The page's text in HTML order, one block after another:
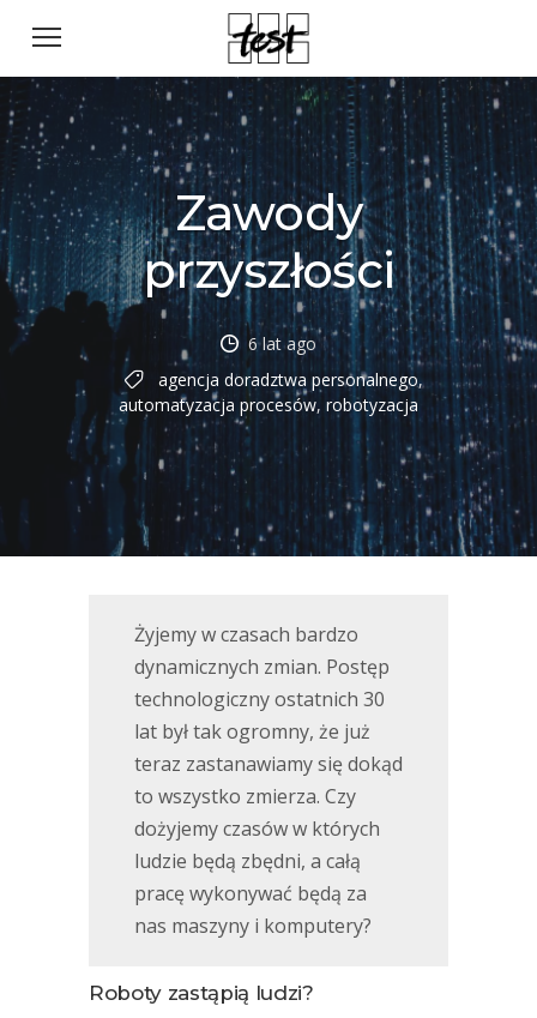
Zawody
przyszłości
6 lat ago
agencja doradztwa personalnego,
automatyzacja procesów, robotyzacja
Żyjemy w czasach bardzo
dynamicznych zmian. Postęp
technologiczny ostatnich 30
lat był tak ogromny, że już
teraz zastanawiamy się dokąd
to wszystko zmierza. Czy
dożyjemy czasów w których
ludzie będą zbędni, a całą
pracę wykonywać będą za
nas maszyny i komputery?
Roboty zastąpią ludzi?